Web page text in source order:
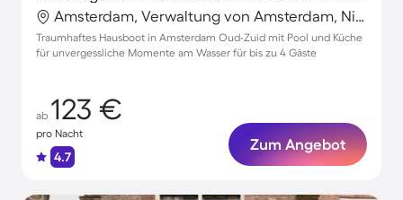
Amsterdam, Verwaltung von Amsterdam, Niederlande
Traumhaftes Hausboot in Amsterdam Oud-Zuid mit Pool und Küche
für unvergessliche Momente am Wasser für bis zu 4 Gäste
ab 123 €
pro Nacht
4.7
Zum Angebot